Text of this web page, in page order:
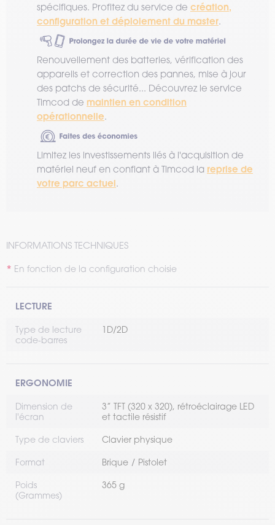
spécifiques. Profitez du service de création,
configuration et déploiement du master.
Renouvellement des batteries, vérification des
appareils et correction des pannes, mise à jour
des patchs de sécurité... Découvrez le service
Timcod de maintien en condition
opérationnelle.
Limitez les investissements liés à l'acquisition de
matériel neuf en confiant à Timcod la reprise de
votre parc actuel.
INFORMATIONS TECHNIQUES
En fonction de la configuration choisie
LECTURE
Type de lecture
code-barres
1D/2D
ERGONOMIE
Dimension de
l'écran
3’’ TFT (320 x 320), rétroéclairage LED
et tactile résistif
Type de claviers Clavier physique
Format Brique Pistolet
Poids
(Grammes)
365 g